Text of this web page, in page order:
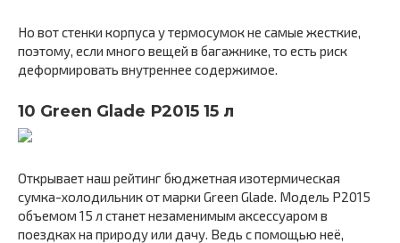
Но вот стенки корпуса у термосумок не самые жесткие,
поэтому, если много вещей в багажнике, то есть риск
деформировать внутреннее содержимое.
10 Green Glade Р2015 15 л
Открывает наш рейтинг бюджетная изотермическая
сумка-холодильник от марки Green Glade. Модель Р2015
объемом 15 л станет незаменимым аксессуаром в
поездках на природу или дачу. Ведь с помощью неё,